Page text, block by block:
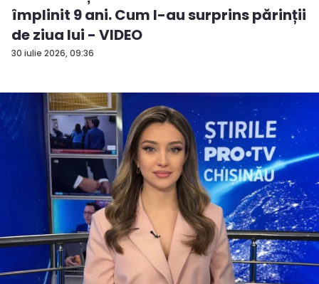
30 iulie 2026, 09:36
împlinit 9 ani. Cum l-au surprins părinții
de ziua lui - VIDEO